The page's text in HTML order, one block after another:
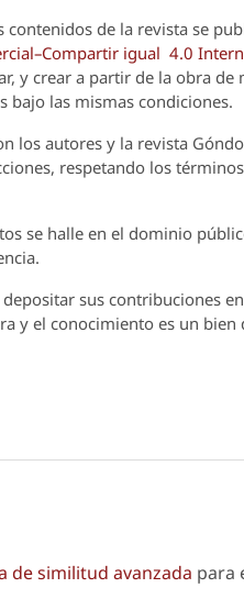
de la revista se
igual 4.0
y crear a partir de la obra
bajo las mismas condiciones.
los autores y la revista
respetando los
se halle en el dominio
sus contribuciones
y el conocimiento es un bien
de similitud avanzada para